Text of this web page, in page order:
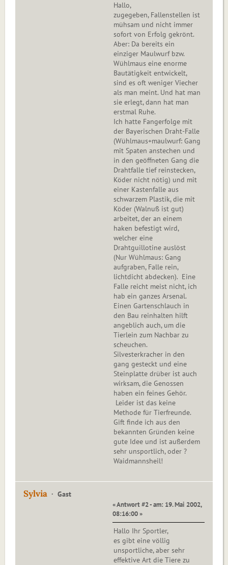
Hallo,
zugegeben, Fallenstellen ist
mühsam und nicht immer
sofort von Erfolg gekrönt.
Aber: Da bereits ein
einziger Maulwurf bzw.
Wühlmaus eine enorme
Bautätigkeit entwickelt,
sind es oft weniger Viecher
als man meint. Und hat man
sie erlegt, dann hat man
erstmal Ruhe.
Ich hatte Fangerfolge mit
der Bayerischen Draht-Falle
(Wühlmaus+maulwurf: Gang
mit Spaten anstechen und
in den geöffneten Gang die
Drahtfalle tief reinstecken,
Köder nicht nötig) und mit
einer Kastenfalle aus
schwarzem Plastik, die mit
Köder (Walnuß ist gut)
arbeitet, der an einem
haken befestigt wird,
welcher eine
Drahtguillotine auslöst
(Nur Wühlmaus: Gang
aufgraben, Falle rein,
lichtdicht abdecken). Eine
Falle reicht meist nicht, ich
hab ein ganzes Arsenal.
Einen Gartenschlauch in
den Bau reinhalten hilft
angeblich auch, um die
Tierlein zum Nachbar zu
scheuchen.
Silvesterkracher in den
gang gesteckt und eine
Steinplatte drüber ist auch
wirksam, die Genossen
haben ein feines Gehör.
Leider ist das keine
Methode für Tierfreunde.
Gift finde ich aus den
bekannten Gründen keine
gute Idee und ist außerdem
sehr unsportlich, oder ?
Waidmannsheil!
Sylvia Gast
« Antwort #2 - am: 19. Mai 2002,
08:16:00 »
Hallo Ihr Sportler,
es gibt eine völlig
unsportliche, aber sehr
effektive Art die Tiere zu